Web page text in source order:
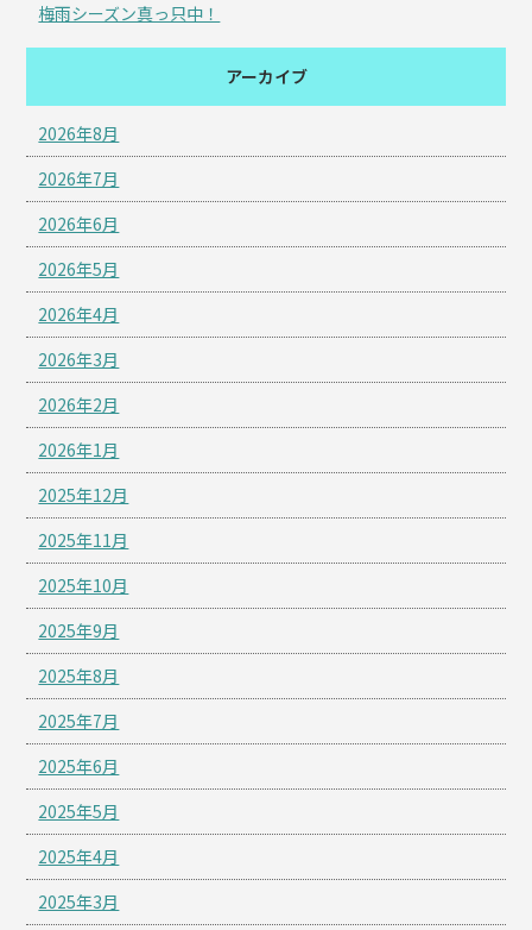
梅雨シーズン真っ只中！
アーカイブ
2026年8月
2026年7月
2026年6月
2026年5月
2026年4月
2026年3月
2026年2月
2026年1月
2025年12月
2025年11月
2025年10月
2025年9月
2025年8月
2025年7月
2025年6月
2025年5月
2025年4月
2025年3月